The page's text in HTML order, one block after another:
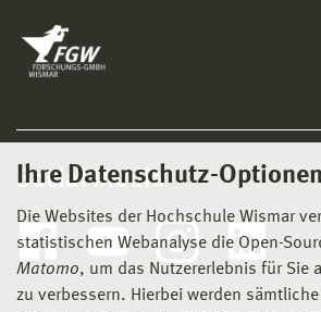
Ihre Datenschutz-Optionen
Die Websites der Hochschule Wismar
statistischen Webanalyse die Open-
Matomo, um das Nutzererlebnis für Sie
zu verbessern. Hierbei werden
Social Media